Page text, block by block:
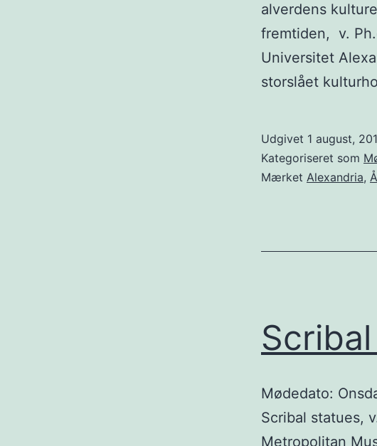
alverdens
fremtiden, v.
Universitet
storslået
Udgivet 1 august,
Kategoriseret som
Mærket Alexandria,
Mødedato:
Scribal statues,
Metropolitan